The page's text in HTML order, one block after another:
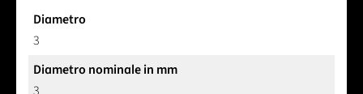
Diametro
3
Diametro nominale in mm